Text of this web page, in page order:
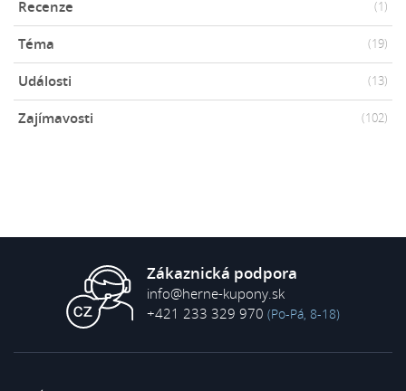
Recenze (1)
Téma (19)
Události (13)
Zajímavosti (102)
Zákaznická podpora
info@herne-kupony.sk
+421 233 329 970 (Po-Pá, 8-18)